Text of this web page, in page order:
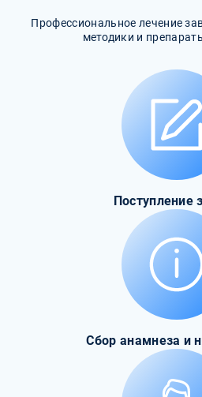
Профессиональное лечение
методики и
Поступление
Сбор анамнеза и